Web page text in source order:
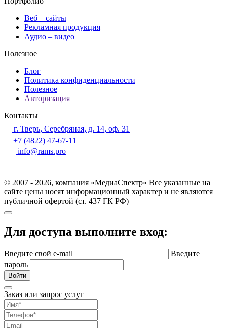
Веб – сайты
Рекламная продукция
Аудио – видео
Полезное
Блог
Политика конфиденциальности
Полезное
Авторизация
Контакты
г. Тверь, Серебряная, д. 14, оф. 31
+7 (4822) 47-67-11
info@rams.pro
© 2007 - 2026, компания «МедиаСпектр» Все указанные на
сайте цены носят информационный характер и не являются
публичной офертой (ст. 437 ГК РФ)
Для доступа выполните вход:
Введите свой e-mail
Введите
пароль
Войти
Заказ или запрос услуг